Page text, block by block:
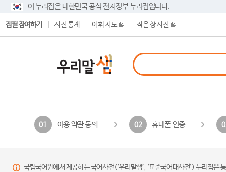
이 누리집은 대한민국 공식 전자정부 누리집입니다.
집필 참여하기 사전 통계 어휘 지도 작은 창 사전
01 이용 약관 동의 02 휴대폰 인증
국립국어원에서 제공하는 국어사전(‘우리말샘’, ‘표준국어대사전’) 누리집